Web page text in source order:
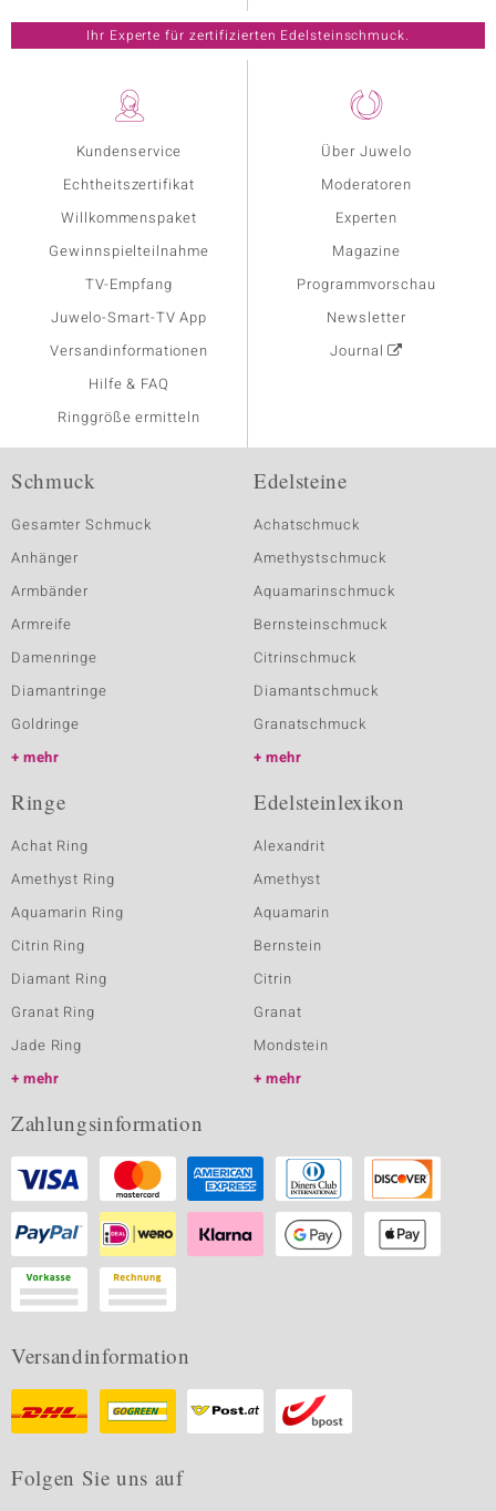
Kundenservice
Echtheitszertifikat
Willkommenspaket
Gewinnspielteilnahme
TV-Empfang
Juwelo-Smart-TV App
Versandinformationen
Hilfe & FAQ
Ringgröße ermitteln
Über Juwelo
Moderatoren
Experten
Magazine
Programmvorschau
Newsletter
Journal
Ihr Experte für zertifizierten Edelsteinschmuck.
Schmuck
Gesamter Schmuck
Anhänger
Armbänder
Armreife
Damenringe
Diamantringe
Goldringe
mehr
Edelsteine
Achatschmuck
Amethystschmuck
Aquamarinschmuck
Bernsteinschmuck
Citrinschmuck
Diamantschmuck
Granatschmuck
mehr
Ringe
Achat Ring
Amethyst Ring
Aquamarin Ring
Citrin Ring
Diamant Ring
Granat Ring
Jade Ring
mehr
Edelsteinlexikon
Alexandrit
Amethyst
Aquamarin
Bernstein
Citrin
Granat
Mondstein
mehr
Zahlungsinformation
Versandinformation
Folgen Sie uns auf